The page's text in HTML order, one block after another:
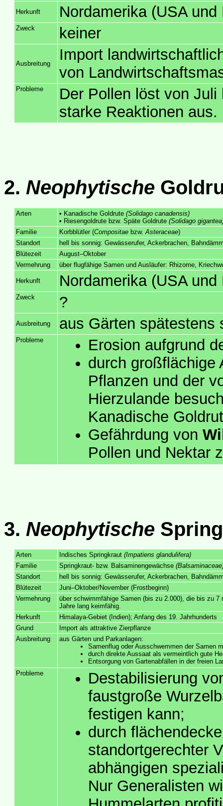
Herkunft Nordamerika (USA
Zweck keiner
Ausbreitung
Import
von
Probleme
Der Pollen löst von
starke Reaktionen aus.
2. Neophytische
Arten • Kanadische Goldrute (Solidago canadensis)
• Riesengoldrute bzw. Späte Goldrute (Solidago
Familie
Korbblütler (Compositaebzw. Asteraceae)
Standort
hell bis sonnig: Gewässerufer, Ackerbrachen,
Blütezeit
August–Oktober
Vermehrung
über flugfähige Samen und Ausläufer: Rhizome,
Herkunft Nordamerika (USA und
Zweck ?
Ausbreitung aus Gärten spätestens
Probleme
Erosion aufgrund
durch großflächige
Pflanzen und der
Hierzulande
Kanadische
Gefährdung von
Pollen und Nektar
3. Neophytische
Arten Indisches Springkraut (Impatiens glandulifera)
Familie
Springkraut- bzw. Balsaminengewächse
Standort
hell bis sonnig: Gewässerufer, Ackerbrachen,
Blütezeit
Juni–Oktober/November (Frostbeginn)
Vermehrung
über schwimmfähige Samen (bis zu 2.000), die bis zu
Jahre lang keimfähig.
Herkunft
Himalaya-Gebiet (Indien); Anfang des 19. Jahrhunderts
Grund
Import als attraktive Zierpflanze
Ausbreitung
aus Gärten und Parkanlagen:
Samenflug oder Ausschwemmen der Samen
durch direkte Aussaat als vermeintlich gute
Entsorgung von Gartenabfällen in der freien
Probleme
Destabilisierung
faustgroße
festigen kann;
durch
standortgerechter
abhängigen
Nur Generalisten